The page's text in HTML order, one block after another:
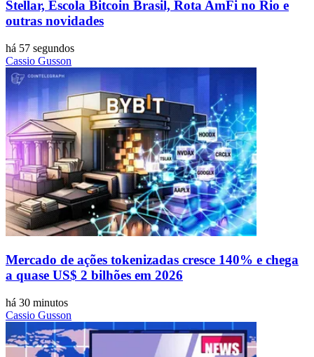
Stellar, Escola Bitcoin Brasil, Rota AmFi no Rio e
outras novidades
há 57 segundos
Cassio Gusson
Mercado de ações tokenizadas cresce 140% e chega
a quase US$ 2 bilhões em 2026
há 30 minutos
Cassio Gusson